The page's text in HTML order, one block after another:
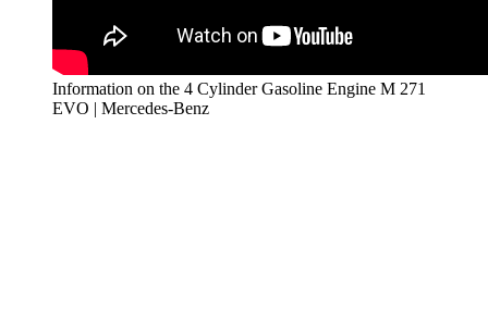
Information on the 4 Cylinder Gasoline Engine M 271
EVO | Mercedes-Benz